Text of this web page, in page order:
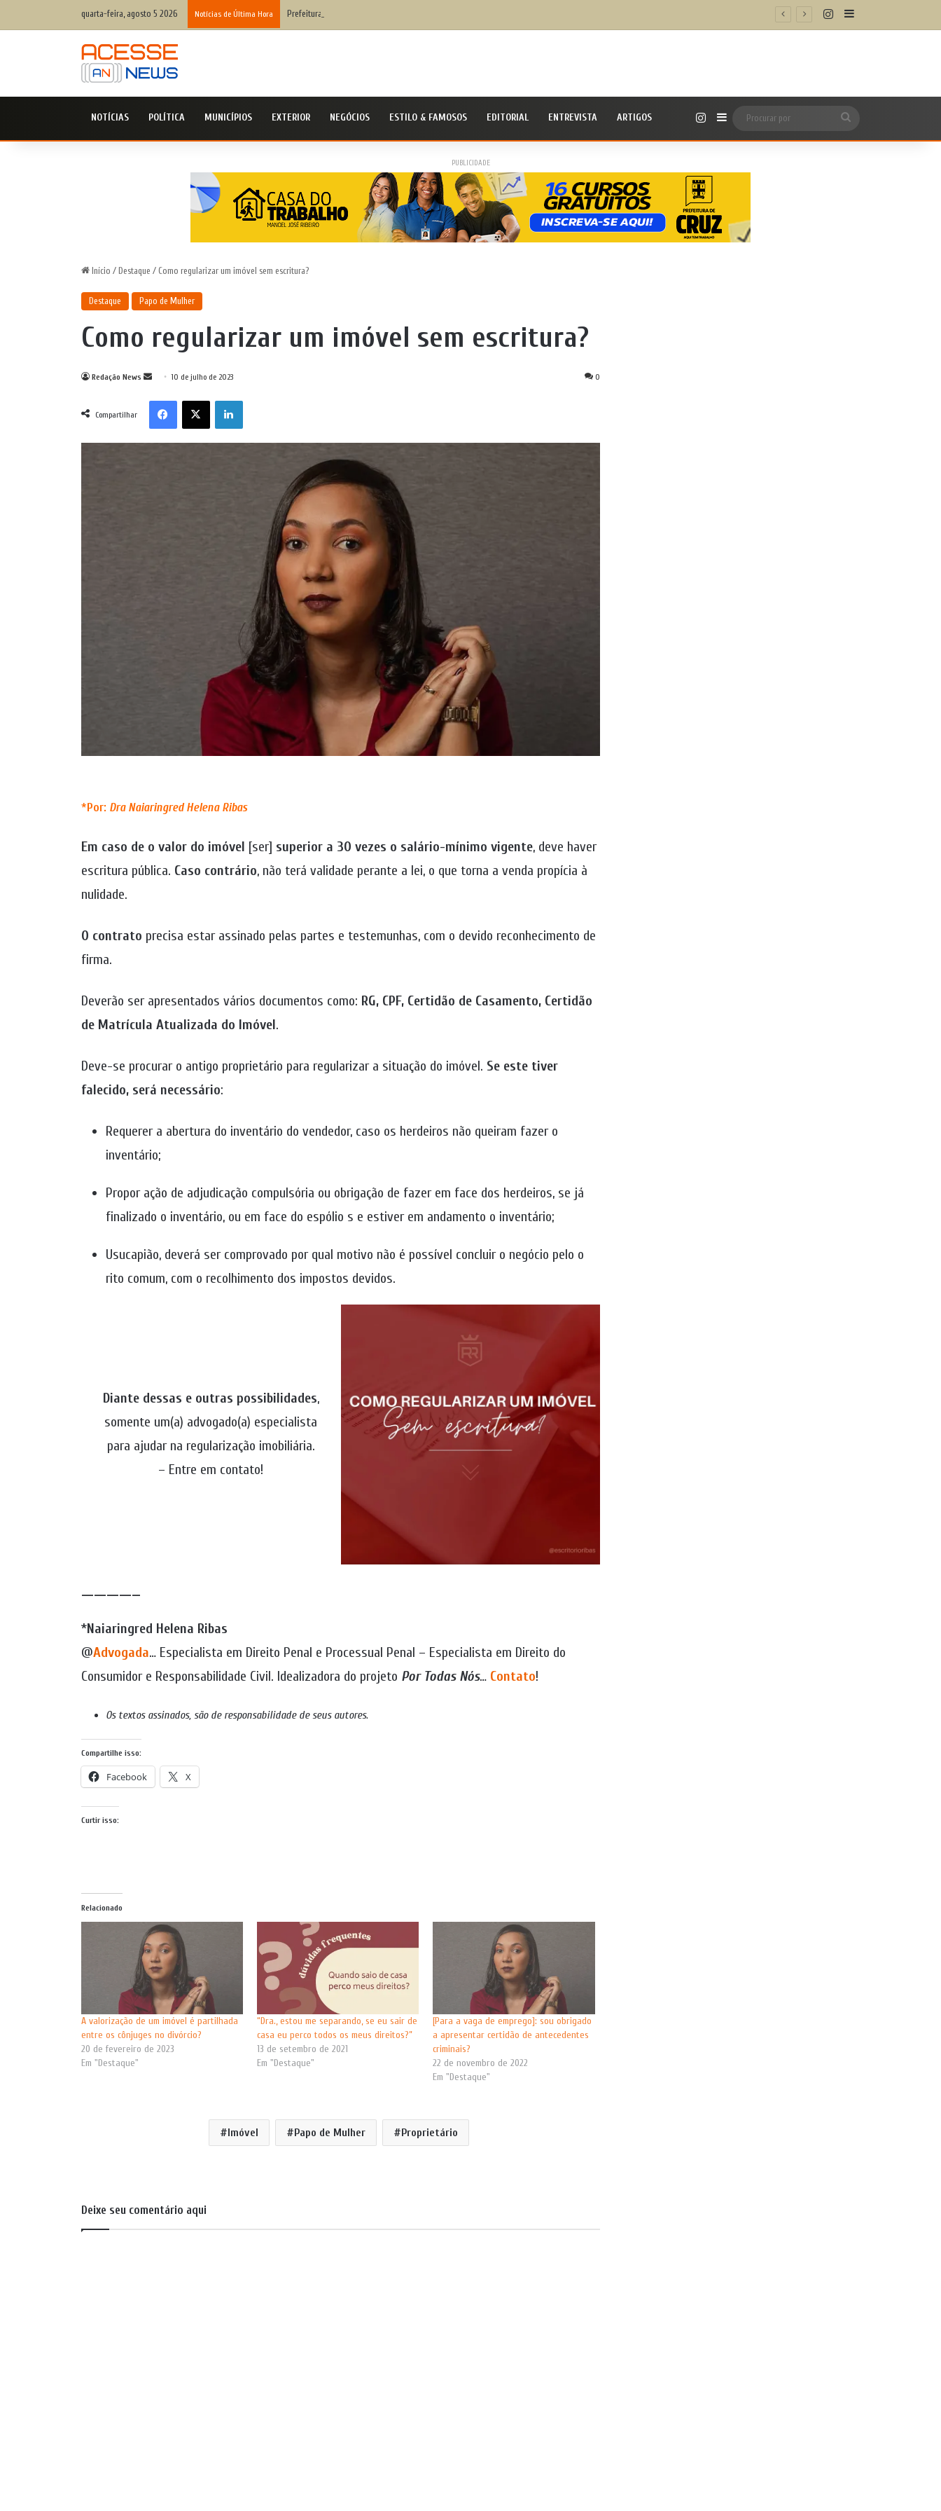
quarta-feira, agosto 5 2026 Notícias de Última Hora Prefeitura de Cruz lança aplicativo Fala Cruz para aproximar ainda mais a populaçãoda gestão municipal InstagramBarra Lateral
NOTÍCIAS POLÍTICA MUNICÍPIOS EXTERIOR NEGÓCIOS ESTILO & FAMOSOS EDITORIAL ENTREVISTA ARTIGOS InstagramBarra Lateral
por
PUBLICIDADE
Início / Destaque / Como regularizar um imóvel sem escritura?
Destaque Papo de Mulher
Como regularizar um imóvel sem escritura?
Redação News
Mande
mail
10 de julho de 2023 0
Compartilhar
FacebookX Linkedin
*Por: Dra Naiaringred Helena Ribas
Em caso de o valor do imóvel [ser] superior a 30 vezes o salário-mínimo vigente, deve haver
escritura pública. Caso contrário, não terá validade perante a lei, o que torna a venda propícia à
nulidade.
O contrato precisa estar assinado pelas partes e testemunhas, com o devido reconhecimento de
firma.
Deverão ser apresentados vários documentos como: RG, CPF, Certidão de Casamento, Certidão
de Matrícula Atualizada do Imóvel.
Deve-se procurar o antigo proprietário para regularizar a situação do imóvel. Se este tiver
falecido, será necessário:
Requerer a abertura do inventário do vendedor, caso os herdeiros não queiram fazer o
inventário;
Propor ação de adjudicação compulsória ou obrigação de fazer em face dos herdeiros, se já
finalizado o inventário, ou em face do espólio s e estiver em andamento o inventário;
Usucapião, deverá ser comprovado por qual motivo não é possível concluir o negócio pelo o
rito comum, com o recolhimento dos impostos devidos.
Diante dessas e outras possibilidades,
somente um(a) advogado(a) especialista
para ajudar na regularização imobiliária.
– Entre em contato!
————–
*Naiaringred Helena Ribas
@Advogada… Especialista em Direito Penal e Processual Penal – Especialista em Direito do
Consumidor e Responsabilidade Civil. Idealizadora do projeto Por Todas Nós… Contato!
Os textos assinados, são de responsabilidade de seus autores.
Compartilhe isso:
Facebook X
Curtir isso:
Relacionado
A valorização de um imóvel é partilhada
entre os cônjuges no divórcio?
20 de fevereiro de 2023
Em "Destaque"
“Dra., estou me separando, se eu sair de
casa eu perco todos os meus direitos?”
13 de setembro de 2021
Em "Destaque"
[Para a vaga de emprego]: sou obrigado
a apresentar certidão de antecedentes
criminais?
22 de novembro de 2022
Em "Destaque"
Imóvel Papo de Mulher Proprietário
Deixe seu comentário aqui